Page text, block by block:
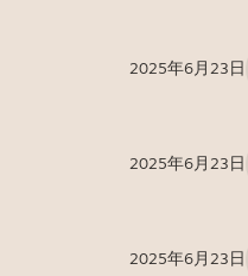
2025年6月23日
2025年6月23日
2025年6月23日